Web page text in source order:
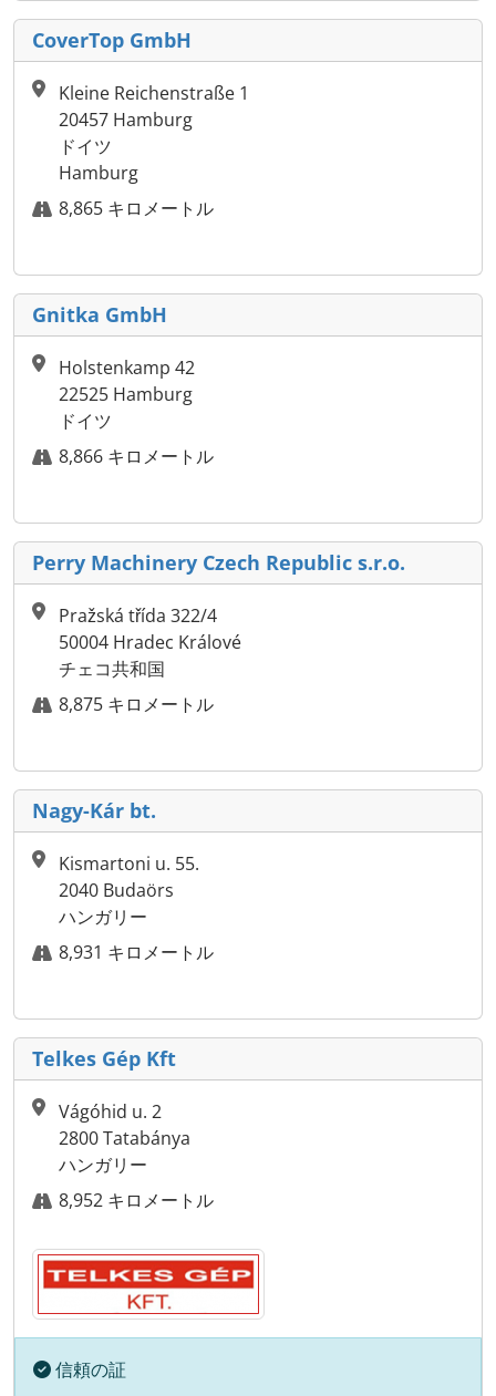
CoverTop GmbH
Kleine Reichenstraße 1
20457 Hamburg
ドイツ
Hamburg
8,865 キロメートル
Gnitka GmbH
Holstenkamp 42
22525 Hamburg
ドイツ
8,866 キロメートル
Perry Machinery Czech Republic s.r.o.
Pražská třída 322/4
50004 Hradec Králové
チェコ共和国
8,875 キロメートル
Nagy-Kár bt.
Kismartoni u. 55.
2040 Budaörs
ハンガリー
8,931 キロメートル
Telkes Gép Kft
Vágóhid u. 2
2800 Tatabánya
ハンガリー
8,952 キロメートル
信頼の証